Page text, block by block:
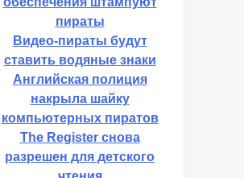
обеспечения штампуют
пираты
Видео-пираты будут
ставить водяные знаки
Английская полиция
накрыла шайку
компьютерных пиратов
The Register снова
разрешен для детского